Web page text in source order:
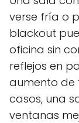
verse fría o
blackout
oficina sin
reflejos en
aumento de
casos, una
ventanas